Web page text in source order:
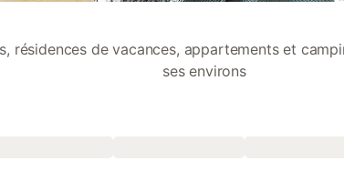
résidences de vacances, appartements et
ses environs